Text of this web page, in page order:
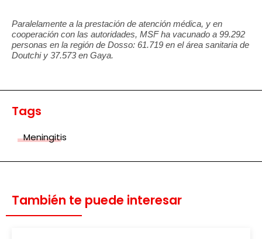
Paralelamente a la prestación de atención médica, y en
cooperación con las autoridades, MSF ha vacunado a 99.292
personas en la región de Dosso: 61.719 en el área sanitaria de
Doutchi y 37.573 en Gaya.
Tags
Meningitis
También te puede interesar